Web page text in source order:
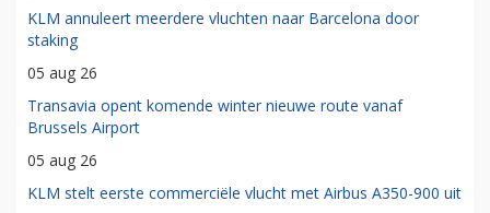
KLM annuleert meerdere vluchten naar Barcelona door
staking
05 aug 26
Transavia opent komende winter nieuwe route vanaf
Brussels Airport
05 aug 26
KLM stelt eerste commerciële vlucht met Airbus A350-900 uit